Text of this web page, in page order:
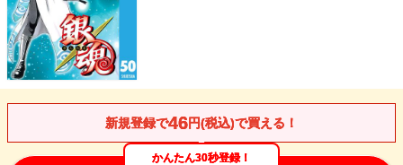
新規登録で46円(税込)で買える！
かんたん30秒登録！